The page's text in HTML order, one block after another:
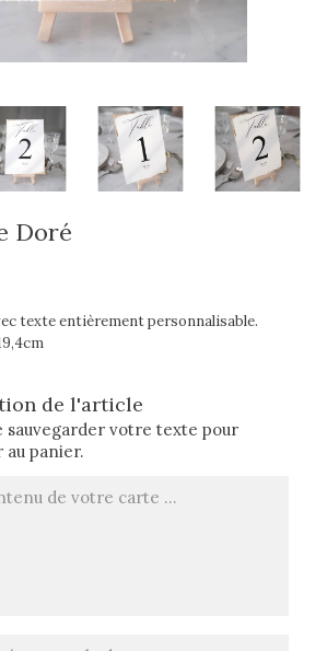
Doré
texte entièrement personnalisable.
de l'article
sauvegarder votre texte pour
panier.